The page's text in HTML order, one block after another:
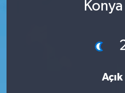
Konya
Açık